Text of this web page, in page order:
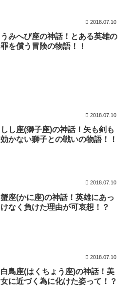
2018.07.10
うみへび座の神話！とある英雄の
罪を償う冒険の物語！！
2018.07.10
しし座(獅子座)の神話！矢も剣も
効かない獅子との戦いの物語！！
2018.07.10
蟹座(かに座)の神話！英雄にあっ
けなく負けた理由が可哀想！？
2018.07.10
白鳥座(はくちょう座)の神話！美
女に近づく為に化けた姿って！？